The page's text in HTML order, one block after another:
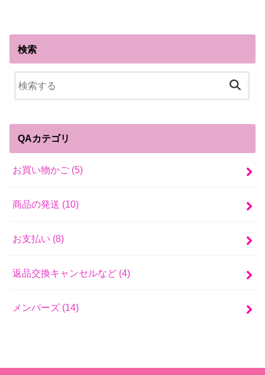
検索
QAカテゴリ
お買い物かご (5)
商品の発送 (10)
お支払い (8)
返品交換キャンセルなど (4)
メンバーズ (14)